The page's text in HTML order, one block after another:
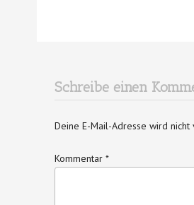
Schreibe einen
Deine E-Mail-Adresse wird
Kommentar *